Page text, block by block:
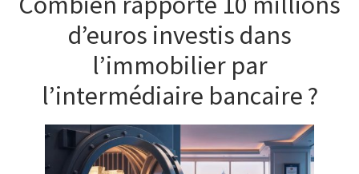
d’euros investis dans
l’immobilier par
l’intermédiaire bancaire ?